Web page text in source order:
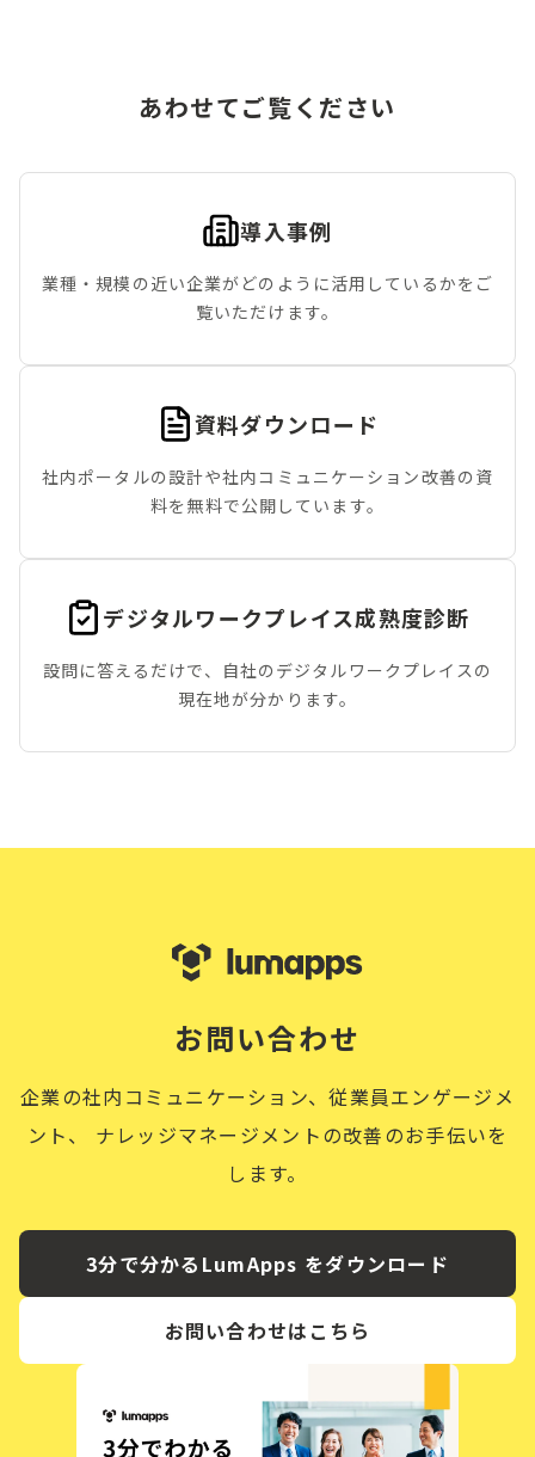
あわせてご覧ください
導入事例
業種・規模の近い企業がどのように活用しているかをご
覧いただけます。
資料ダウンロード
社内ポータルの設計や社内コミュニケーション改善の資
料を無料で公開しています。
デジタルワークプレイス成熟度診断
設問に答えるだけで、自社のデジタルワークプレイスの
現在地が分かります。
お問い合わせ
企業の社内コミュニケーション、従業員エンゲージメ
ント、
ナレッジマネージメントの改善のお手伝いを
します。
3分で分かるLumApps をダウンロード
お問い合わせはこちら